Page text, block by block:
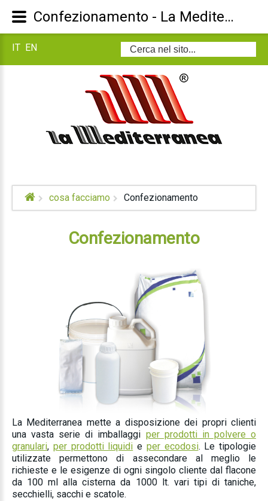
Cerca...
IT EN
cosa facciamo Confezionamento
Confezionamento
La Mediterranea mette a disposizione dei propri clienti
una vasta serie di imballaggi per prodotti in polvere o
granulari, per prodotti liquidi e per ecodosi. Le tipologie
utilizzate permettono di assecondare al meglio le
richieste e le esigenze di ogni singolo cliente dal flacone
da 100 ml alla cisterna da 1000 lt. vari tipi di taniche,
secchielli, sacchi e scatole.
Confezionamento - La Mediterranea S.r.l.